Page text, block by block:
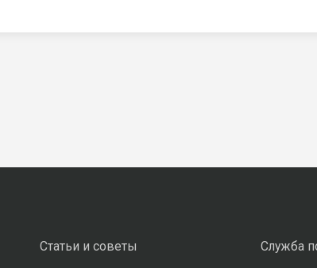
Статьи и советы Служба